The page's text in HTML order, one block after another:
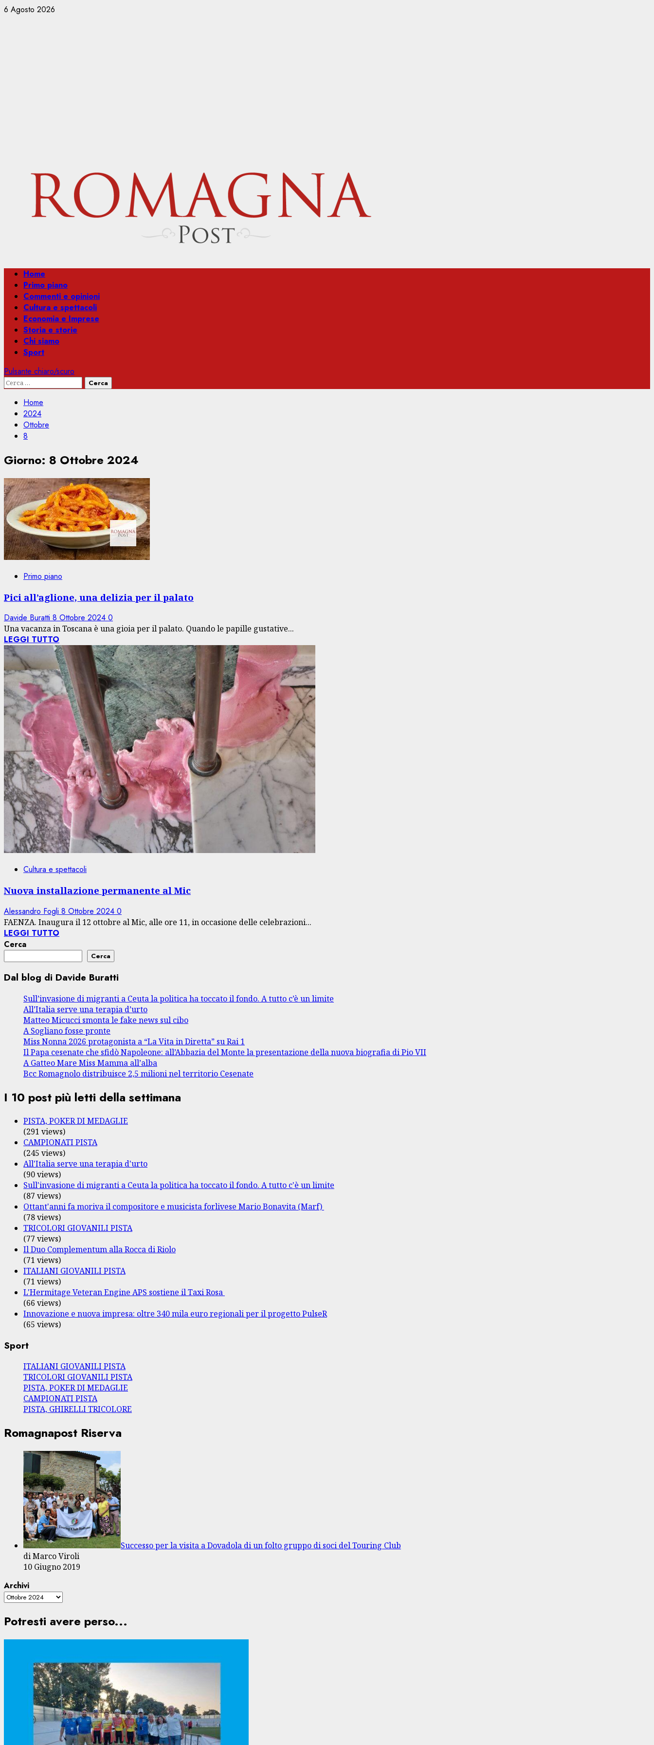
Vai
6 Agosto 2026
Menu
principale
Home
Primo piano
Commenti e opinioni
Cultura e spettacoli
Economia e Imprese
Storia e storie
Chi siamo
Sport
Pulsante chiaro/scuro
Ricerca
Home
2024
Ottobre
8
Giorno: 8 Ottobre 2024
Primo piano
Pici all’aglione, una delizia per il palato
Davide Buratti 8 Ottobre 2024 0
Una vacanza in Toscana è una gioia per il palato. Quando le papille gustative...
LEGGI TUTTO
Cultura e spettacoli
Nuova installazione permanente al Mic
Alessandro Fogli 8 Ottobre 2024 0
FAENZA. Inaugura il 12 ottobre al Mic, alle ore 11, in occasione delle celebrazioni...
LEGGI TUTTO
Cerca
Cerca
Dal blog di Davide Buratti
Sull’invasione di migranti a Ceuta la politica ha toccato il fondo. A tutto c’è un limite
All’Italia serve una terapia d’urto
Matteo Micucci smonta le fake news sul cibo
A Sogliano fosse pronte
Miss Nonna 2026 protagonista a “La Vita in Diretta” su Rai 1
Il Papa cesenate che sfidò Napoleone: all’Abbazia del Monte la presentazione della nuova biografia di Pio VII
A Gatteo Mare Miss Mamma all’alba
Bcc Romagnolo distribuisce 2,5 milioni nel territorio Cesenate
I 10 post più letti della settimana
PISTA, POKER DI MEDAGLIE
(291 views)
CAMPIONATI PISTA
(245 views)
All'Italia serve una terapia d'urto
(90 views)
Sull'invasione di migranti a Ceuta la politica ha toccato il fondo. A tutto c'è un limite
(87 views)
Ottant'anni fa moriva il compositore e musicista forlivese Mario Bonavita (Marf)
(78 views)
TRICOLORI GIOVANILI PISTA
(77 views)
Il Duo Complementum alla Rocca di Riolo
(71 views)
ITALIANI GIOVANILI PISTA
(71 views)
L'Hermitage Veteran Engine APS sostiene il Taxi Rosa
(66 views)
Innovazione e nuova impresa: oltre 340 mila euro regionali per il progetto PulseR
(65 views)
Sport
ITALIANI GIOVANILI PISTA
TRICOLORI GIOVANILI PISTA
PISTA, POKER DI MEDAGLIE
CAMPIONATI PISTA
PISTA, GHIRELLI TRICOLORE
Romagnapost Riserva
Successo per la visita a Dovadola di un folto gruppo di soci del Touring Club
di Marco Viroli
10 Giugno 2019
Archivi
Potresti avere perso...